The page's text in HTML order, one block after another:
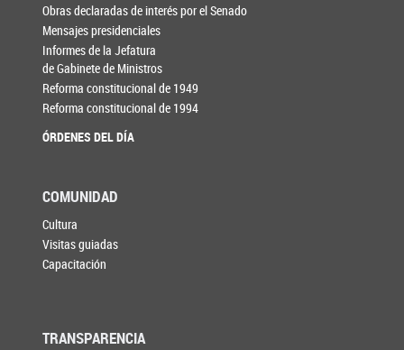
Obras declaradas de interés por el Senado
Mensajes presidenciales
Informes de la Jefatura
de Gabinete de Ministros
Reforma constitucional de 1949
Reforma constitucional de 1994
ÓRDENES DEL DÍA
COMUNIDAD
Cultura
Visitas guiadas
Capacitación
TRANSPARENCIA